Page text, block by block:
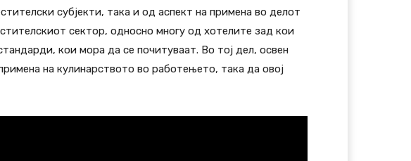
субјекти, така и од аспект на примена во делот
сектор, односно многу од хотелите зад кои
кои мора да се почитуваат. Во тој дел, освен
на кулинарството во работењето, така да овој